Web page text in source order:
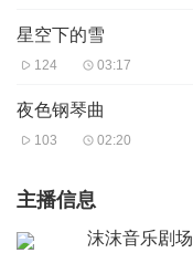
星空下的雪
124 03:17
夜色钢琴曲
103 02:20
主播信息
沫沫音乐剧场